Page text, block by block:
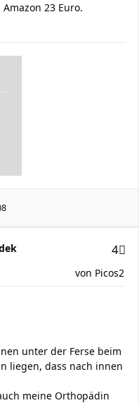
23 Euro.
4
von Picos2
unter der Ferse beim
liegen, dass nach innen
meine Orthopädin